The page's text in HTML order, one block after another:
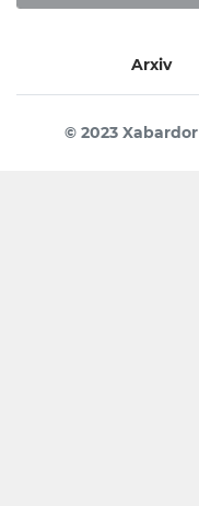
Arxiv
© 2023 Xabardor